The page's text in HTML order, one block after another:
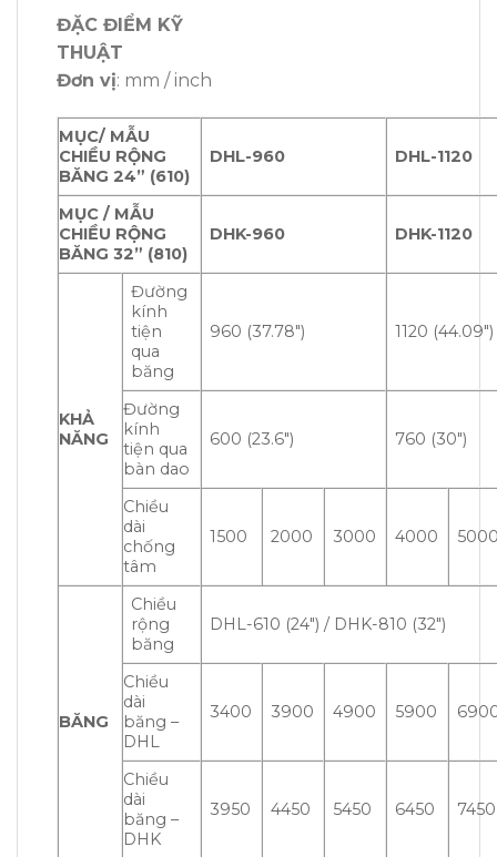
ĐẶC ĐIỂM KỸ
THUẬT
Đơn vị: mm / inch
MỤC/ MẪU
CHIỀU RỘNG
BĂNG 24” (610)
DHL-960 DHL-1120
MỤC / MẪU
CHIỀU RỘNG
BĂNG 32” (810)
DHK-960 DHK-1120
KHẢ
NĂNG
Đường
kính
tiện
qua
băng
960 (37.78″) 1120 (44.09″)
Đường
kính
tiện qua
bàn dao
600 (23.6″) 760 (30″)
Chiều
dài
chống
tâm
1500 2000 3000 4000
BĂNG
Chiều
rộng
băng
DHL-610 (24″) / DHK-810 (32″)
Chiều
dài
băng –
DHL
3400 3900 4900 5900
Chiều
dài
băng –
DHK
3950 4450 5450 6450 7450